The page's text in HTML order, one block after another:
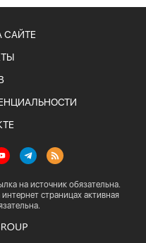
САЙТЕ
на источник обязательна.
страницах активная